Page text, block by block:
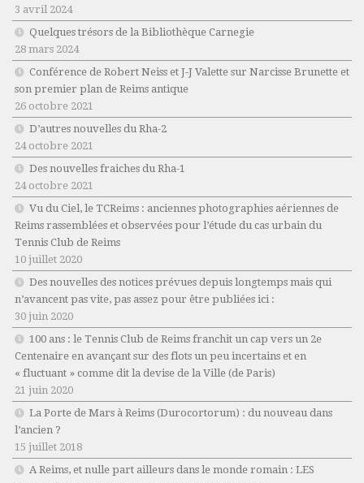
3 avril 2024
Quelques trésors de la Bibliothèque Carnegie
28 mars 2024
Conférence de Robert Neiss et J-J Valette sur Narcisse Brunette et
son premier plan de Reims antique
26 octobre 2021
D’autres nouvelles du Rha-2
24 octobre 2021
Des nouvelles fraiches du Rha-1
24 octobre 2021
Vu du Ciel, le TCReims : anciennes photographies aériennes de
Reims rassemblées et observées pour l’étude du cas urbain du
Tennis Club de Reims
10 juillet 2020
Des nouvelles des notices prévues depuis longtemps mais qui
n’avancent pas vite, pas assez pour être publiées ici :
30 juin 2020
100 ans : le Tennis Club de Reims franchit un cap vers un 2e
Centenaire en avançant sur des flots un peu incertains et en
« fluctuant » comme dit la devise de la Ville (de Paris)
21 juin 2020
La Porte de Mars à Reims (Durocortorum) : du nouveau dans
l’ancien ?
15 juillet 2018
A Reims, et nulle part ailleurs dans le monde romain : LES